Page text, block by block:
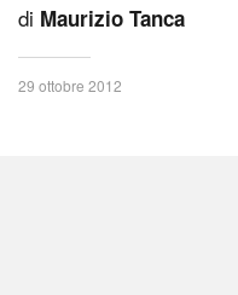
di Maurizio Tanca
29 ottobre 2012